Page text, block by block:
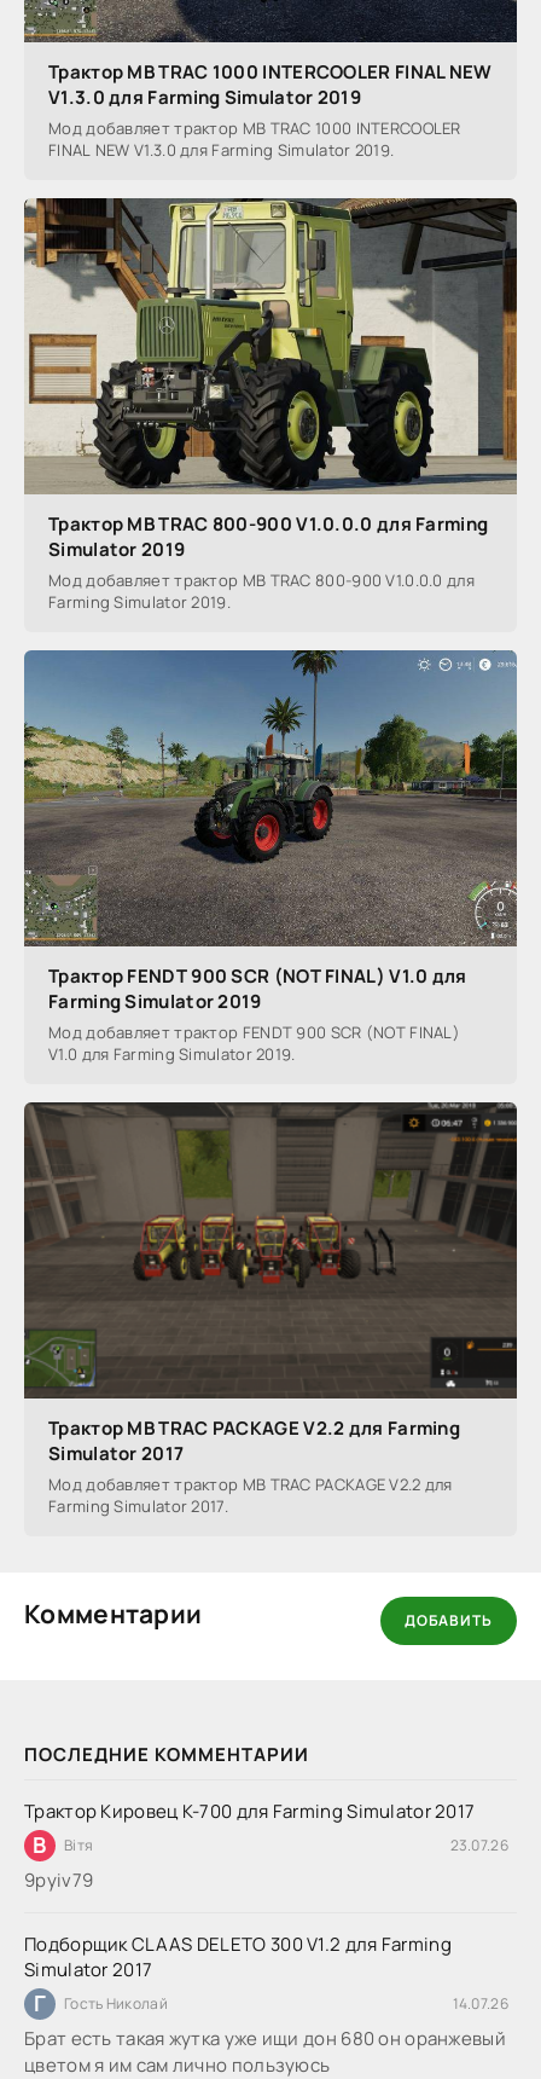
ПОСЛЕДНИЕ КОММЕНТАРИИ
Трактор Кировец К-700 для Farming Simulator 2017
В Вітя 23.07.26
9руіv79
Подборщик CLAAS DELETO 300 V1.2 для Farming
Simulator 2017
Г Гость Николай 14.07.26
Брат есть такая жутка уже ищи дон 680 он оранжевый
цветом я им сам лично пользуюсь
Трактор MB TRAC 1000 INTERCOOLER FINAL NEW
V1.3.0 для Farming Simulator 2019
Мод добавляет трактор MB TRAC 1000 INTERCOOLER
FINAL NEW V1.3.0 для Farming Simulator 2019.
Трактор MB TRAC 800-900 V1.0.0.0 для Farming
Simulator 2019
Мод добавляет трактор MB TRAC 800-900 V1.0.0.0 для
Farming Simulator 2019.
Трактор FENDT 900 SCR (NOT FINAL) V1.0 для
Farming Simulator 2019
Мод добавляет трактор FENDT 900 SCR (NOT FINAL)
V1.0 для Farming Simulator 2019.
Трактор MB TRAC PACKAGE V2.2 для Farming
Simulator 2017
Мод добавляет трактор MB TRAC PACKAGE V2.2 для
Farming Simulator 2017.
Комментарии ДОБАВИТЬ